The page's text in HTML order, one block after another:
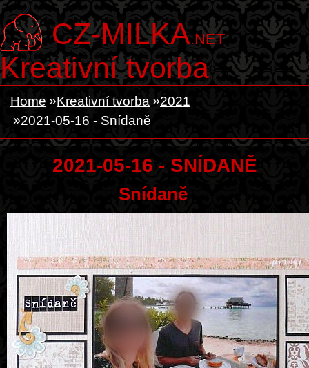
CZ-MILKA.NET
Kreativní tvorba
Home Kreativní tvorba
2021
2021-05-16 - Snídaně
2021-05-16 - SNÍDANĚ
Snídaně